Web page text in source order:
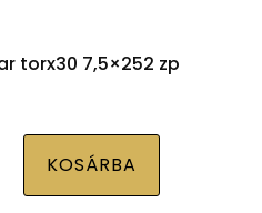
torx30 7,5×252 zp
KOSÁRBA